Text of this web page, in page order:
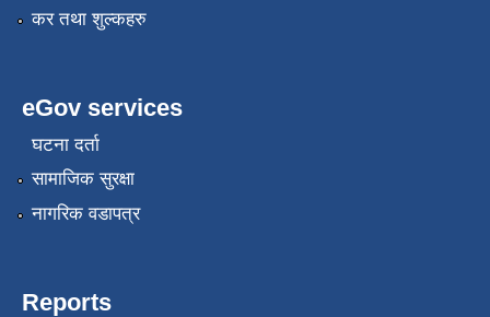
कर तथा शुल्कहरु
eGov services
घटना दर्ता
सामाजिक सुरक्षा
नागरिक वडापत्र
Reports